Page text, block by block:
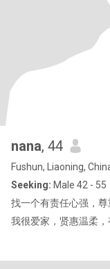
nana, 44
Fushun, Liaoning,
Seeking: Male 42 - 55
找一个有责任心强，
我很爱家，贤惠温柔